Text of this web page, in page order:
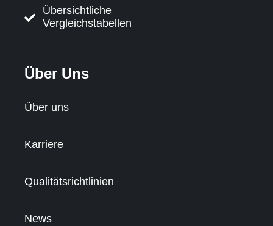
Übersichtliche
Vergleichstabellen
Über Uns
Über uns
Karriere
Qualitätsrichtlinien
News